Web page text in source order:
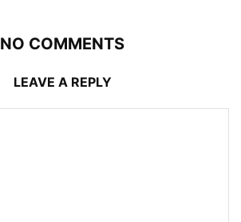
NO COMMENTS
LEAVE A REPLY